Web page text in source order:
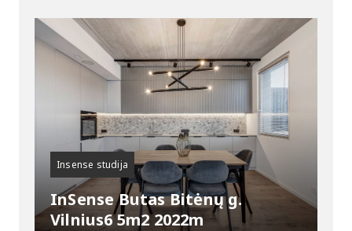
Insense studija
InSense Butas Bitėnų g.
Vilnius6 5m2 2022m